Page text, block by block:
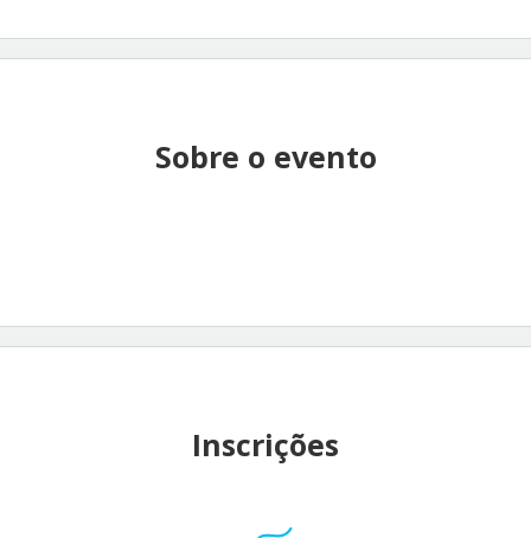
Sobre o evento
Inscrições